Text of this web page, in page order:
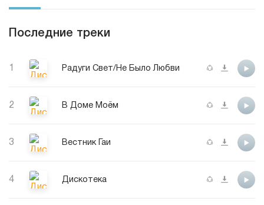
Последние треки
Радуги Свет/Не Было Любви
2 В Доме Моём
3 Вестник Гаи
4 Дискотека